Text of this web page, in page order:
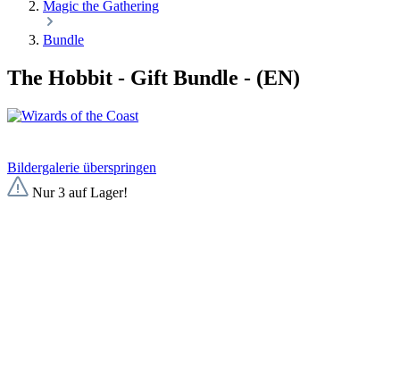
Magic the Gathering
Bundle
The Hobbit - Gift Bundle - (EN)
Bildergalerie überspringen
Nur 3 auf Lager!